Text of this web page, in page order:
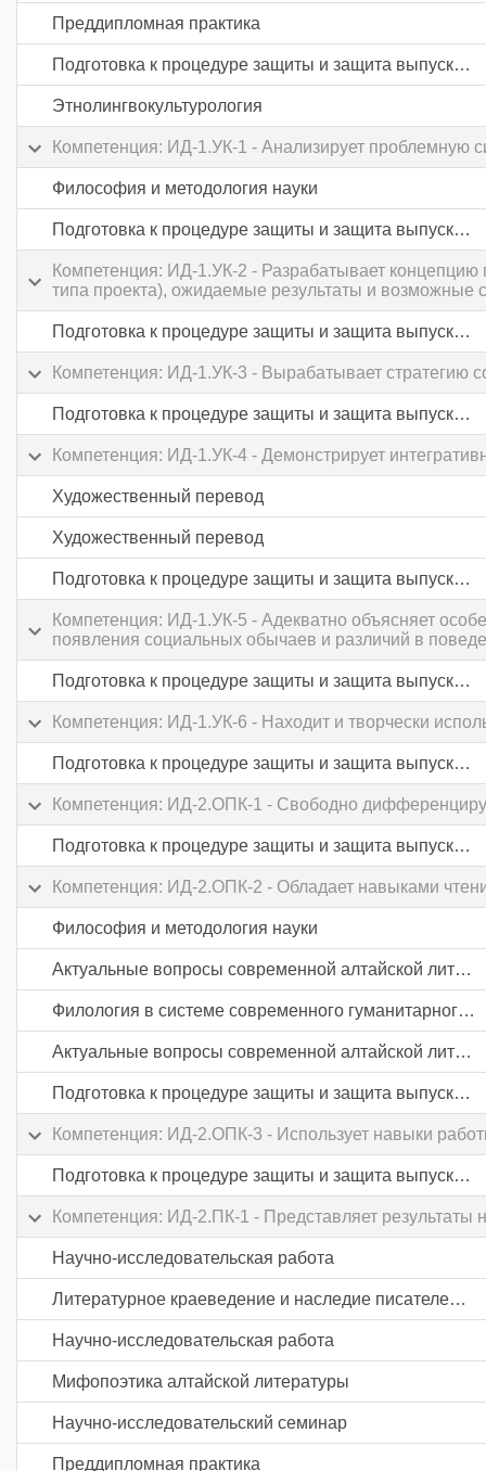
Преддипломная практика
Подготовка к процедуре защиты и защита выпускной квалификационной работы
Этнолингвокультурология
Компетенция: ИД-1.УК-1 - Анализирует проблемную
Философия и методология науки
Подготовка к процедуре защиты и защита выпускной квалификационной работы
Компетенция: ИД-1.УК-2 - Разрабатывает концепцию
типа проекта), ожидаемые результаты и
Подготовка к процедуре защиты и защита выпускной квалификационной работы
Компетенция: ИД-1.УК-3 - Вырабатывает стратегию
Подготовка к процедуре защиты и защита выпускной квалификационной работы
Компетенция: ИД-1.УК-4 - Демонстрирует
Художественный перевод
Художественный перевод
Подготовка к процедуре защиты и защита выпускной квалификационной работы
Компетенция: ИД-1.УК-5 - Адекватно объясняет
появления социальных обычаев и различий в
Подготовка к процедуре защиты и защита выпускной квалификационной работы
Компетенция: ИД-1.УК-6 - Находит и творчески
Подготовка к процедуре защиты и защита выпускной квалификационной работы
Компетенция: ИД-2.ОПК-1 - Свободно
Подготовка к процедуре защиты и защита выпускной квалификационной работы
Компетенция: ИД-2.ОПК-2 - Обладает навыками
Философия и методология науки
Актуальные вопросы современной алтайской литературы
Филология в системе современного гуманитарного знания
Актуальные вопросы современной алтайской литературы
Подготовка к процедуре защиты и защита выпускной квалификационной работы
Компетенция: ИД-2.ОПК-3 - Использует навыки
Подготовка к процедуре защиты и защита выпускной квалификационной работы
Компетенция: ИД-2.ПК-1 - Представляет результаты
Научно-исследовательская работа
Литературное краеведение и наследие писателей РА
Научно-исследовательская работа
Мифопоэтика алтайской литературы
Научно-исследовательский семинар
Преддипломная практика